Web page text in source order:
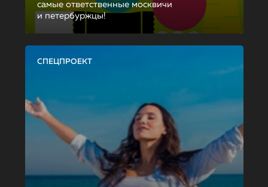
самые ответственные москвичи
и петербуржцы!
СПЕЦПРОЕКТ